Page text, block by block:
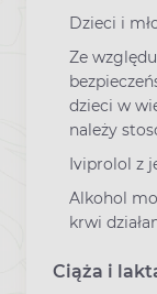
Dzieci i
Ze
dzieci w
należy
Iviprolol z
Alkohol
krwi
Ciąża i